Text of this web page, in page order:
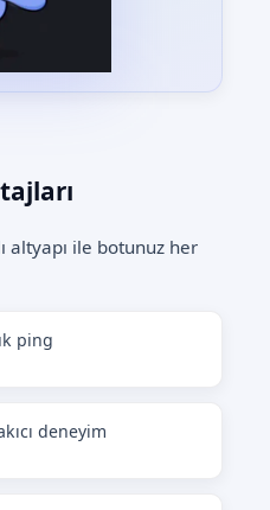
altyapı ile botunuz her
ping
deneyim